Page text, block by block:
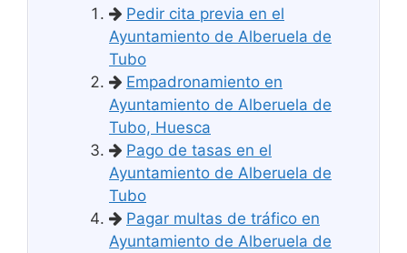
Pedir cita previa en el
Ayuntamiento de Alberuela de
Tubo
Empadronamiento en
Ayuntamiento de Alberuela de
Tubo, Huesca
Pago de tasas en el
Ayuntamiento de Alberuela de
Tubo
Pagar multas de tráfico en
Ayuntamiento de Alberuela de